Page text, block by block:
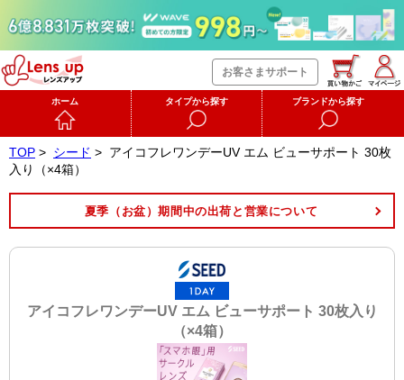
お客さまサポート
ホーム タイプから探す ブランドから探す
TOP > シード > アイコフレワンデーUV エム ビューサポート 30枚
入り（×4箱）
夏季（お盆）期間中の出荷と営業について
アイコフレワンデーUV エム ビューサポート 30枚入り
（×4箱）